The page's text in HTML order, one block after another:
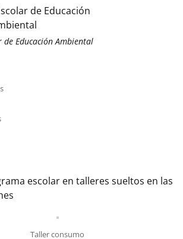
de Educación Ambiental
escolar en talleres sueltos en las
Taller consumo